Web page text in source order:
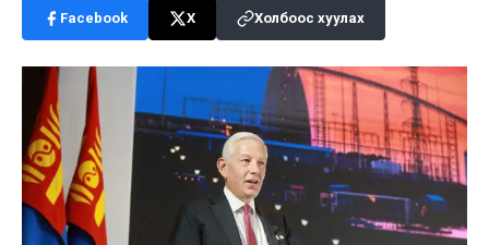
Facebook X Холбоос хуулах